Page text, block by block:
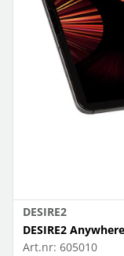
DESIRE2
DESIRE2
Art.nr: 605010